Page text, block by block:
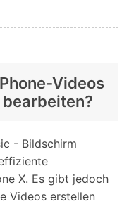
Videos
- Bildschirm
X. Es gibt jedoch
Videos erstellen